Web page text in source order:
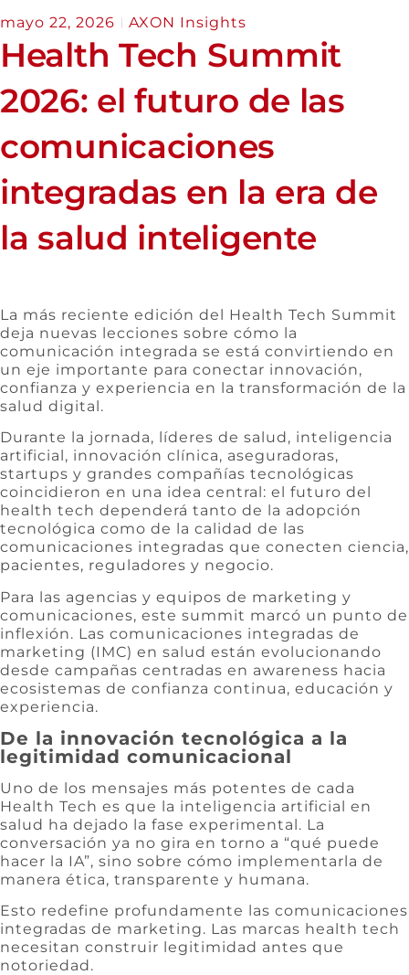
mayo 22, 2026 AXON Insights
Health Tech Summit
2026: el futuro de las
comunicaciones
integradas en la era de
la salud inteligente
La más reciente edición del Health Tech Summit
deja nuevas lecciones sobre cómo la
comunicación integrada se está convirtiendo en
un eje importante para conectar innovación,
confianza y experiencia en la transformación de la
salud digital.
Durante la jornada, líderes de salud, inteligencia
artificial, innovación clínica, aseguradoras,
startups y grandes compañías tecnológicas
coincidieron en una idea central: el futuro del
health tech dependerá tanto de la adopción
tecnológica como de la calidad de las
comunicaciones integradas que conecten ciencia,
pacientes, reguladores y negocio.
Para las agencias y equipos de marketing y
comunicaciones, este summit marcó un punto de
inflexión. Las comunicaciones integradas de
marketing (IMC) en salud están evolucionando
desde campañas centradas en awareness hacia
ecosistemas de confianza continua, educación y
experiencia.
De la innovación tecnológica a la
legitimidad comunicacional
Uno de los mensajes más potentes de cada
Health Tech es que la inteligencia artificial en
salud ha dejado la fase experimental. La
conversación ya no gira en torno a “qué puede
hacer la IA”, sino sobre cómo implementarla de
manera ética, transparente y humana.
Esto redefine profundamente las comunicaciones
integradas de marketing. Las marcas health tech
necesitan construir legitimidad antes que
notoriedad.